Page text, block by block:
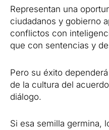
Representan una
ciudadanos y gobierno
conflictos con
que con sentencias y
Pero su éxito
de la cultura del
diálogo.
Si esa semilla germina,